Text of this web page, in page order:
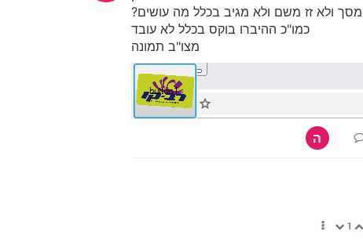
ולא זז משם ולא מגיב בכלל מה עושים?
כמו"כ ההיברו בוקס בכלל לא עובד
מצו"ב תמונה